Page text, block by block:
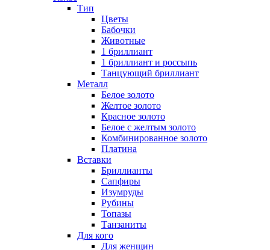
Тип
Цветы
Бабочки
Животные
1 бриллиант
1 бриллиант и россыпь
Танцующий бриллиант
Металл
Белое золото
Желтое золото
Красное золото
Белое с желтым золото
Комбинированное золото
Платина
Вставки
Бриллианты
Сапфиры
Изумруды
Рубины
Топазы
Танзаниты
Для кого
Для женщин